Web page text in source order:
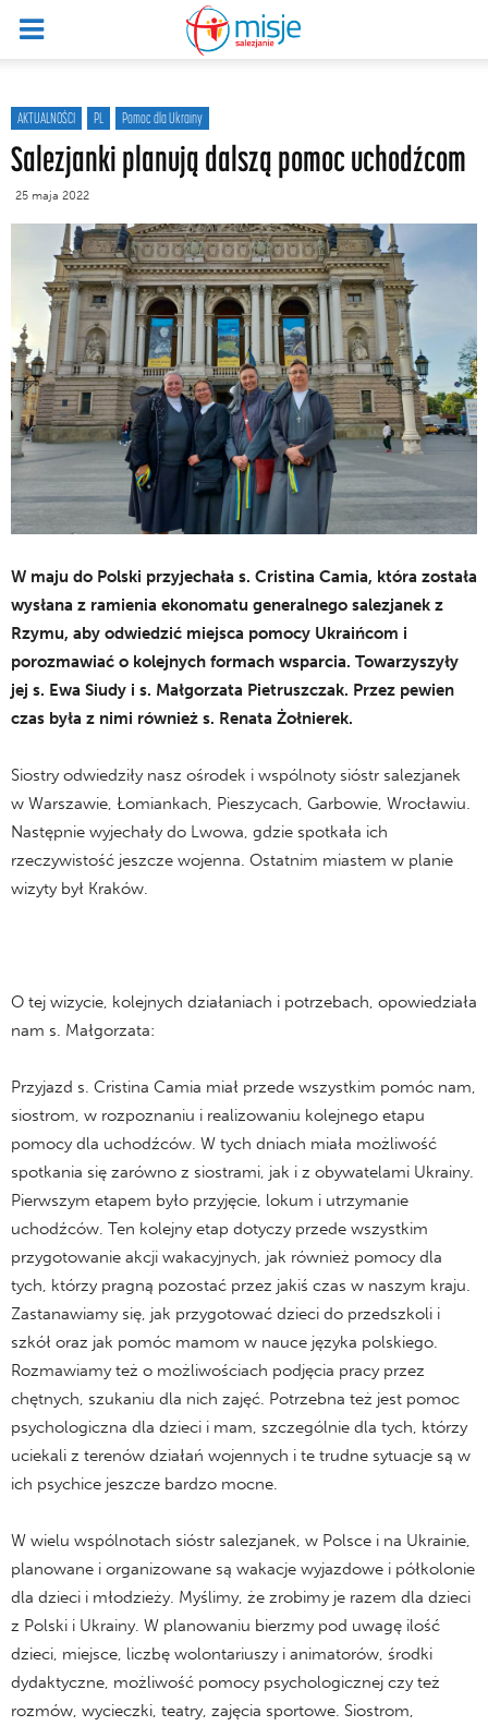
AKTUALNOŚCI PL Pomoc dla Ukrainy
Salezjanki planują dalszą pomoc uchodźcom
25 maja 2022
W maju do Polski przyjechała s. Cristina Camia, która została
wysłana z ramienia ekonomatu generalnego salezjanek z
Rzymu, aby odwiedzić miejsca pomocy Ukraińcom i
porozmawiać o kolejnych formach wsparcia. Towarzyszyły
jej s. Ewa Siudy i s. Małgorzata Pietruszczak. Przez pewien
czas była z nimi również s. Renata Żołnierek.
Siostry odwiedziły nasz ośrodek i wspólnoty sióstr salezjanek
w Warszawie, Łomiankach, Pieszycach, Garbowie, Wrocławiu.
Następnie wyjechały do Lwowa, gdzie spotkała ich
rzeczywistość jeszcze wojenna. Ostatnim miastem w planie
wizyty był Kraków.
O tej wizycie, kolejnych działaniach i potrzebach, opowiedziała
nam s. Małgorzata:
Przyjazd s. Cristina Camia miał przede wszystkim pomóc nam,
siostrom, w rozpoznaniu i realizowaniu kolejnego etapu
pomocy dla uchodźców. W tych dniach miała możliwość
spotkania się zarówno z siostrami, jak i z obywatelami Ukrainy.
Pierwszym etapem było przyjęcie, lokum i utrzymanie
uchodźców. Ten kolejny etap dotyczy przede wszystkim
przygotowanie akcji wakacyjnych, jak również pomocy dla
tych, którzy pragną pozostać przez jakiś czas w naszym kraju.
Zastanawiamy się, jak przygotować dzieci do przedszkoli i
szkół oraz jak pomóc mamom w nauce języka polskiego.
Rozmawiamy też o możliwościach podjęcia pracy przez
chętnych, szukaniu dla nich zajęć. Potrzebna też jest pomoc
psychologiczna dla dzieci i mam, szczególnie dla tych, którzy
uciekali z terenów działań wojennych i te trudne sytuacje są w
ich psychice jeszcze bardzo mocne.
W wielu wspólnotach sióstr salezjanek, w Polsce i na Ukrainie,
planowane i organizowane są wakacje wyjazdowe i półkolonie
dla dzieci i młodzieży. Myślimy, że zrobimy je razem dla dzieci
z Polski i Ukrainy. W planowaniu bierzmy pod uwagę ilość
dzieci, miejsce, liczbę wolontariuszy i animatorów, środki
dydaktyczne, możliwość pomocy psychologicznej czy też
rozmów, wycieczki, teatry, zajęcia sportowe. Siostrom,